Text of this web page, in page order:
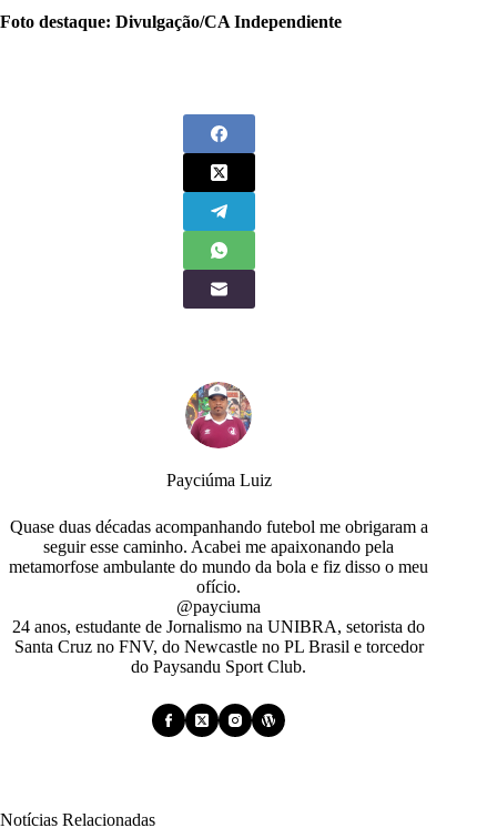
Foto destaque: Divulgação/CA Independiente
Payciúma Luiz
Quase duas décadas acompanhando futebol me obrigaram a
seguir esse caminho. Acabei me apaixonando pela
metamorfose ambulante do mundo da bola e fiz disso o meu
ofício.
@payciuma
24 anos, estudante de Jornalismo na UNIBRA, setorista do
Santa Cruz no FNV, do Newcastle no PL Brasil e torcedor
do Paysandu Sport Club.
Notícias Relacionadas